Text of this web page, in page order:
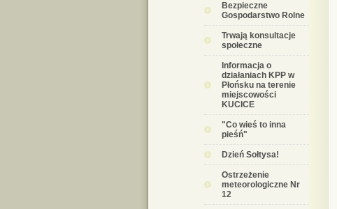
Bezpieczne
Gospodarstwo Rolne
Trwają konsultacje
społeczne
Informacja o
działaniach KPP w
Płońsku na terenie
miejscowości
KUCICE
"Co wieś to inna
pieśń"
Dzień Sołtysa!
Ostrzeżenie
meteorologiczne Nr
12